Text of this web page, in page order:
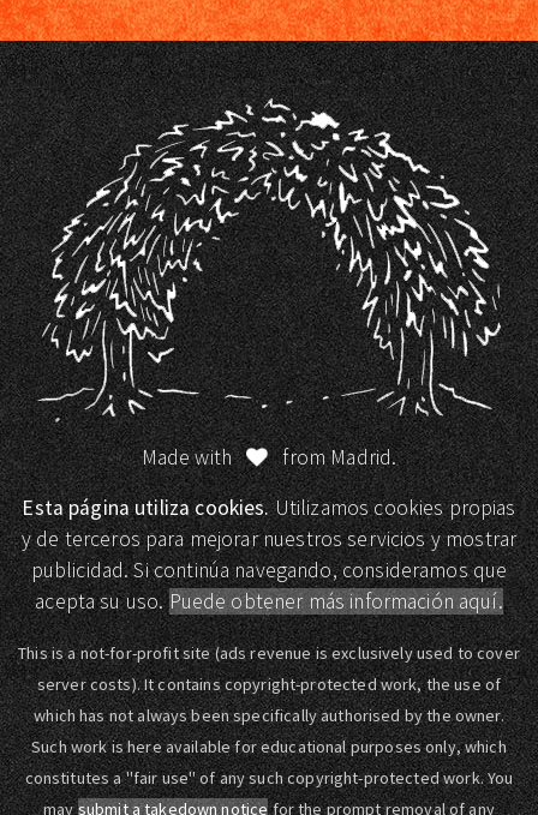
Made with
from Madrid.
Esta página utiliza cookies.Utilizamos cookies propias
y de terceros para mejorar nuestros servicios y mostrar
publicidad. Si continúa navegando, consideramos que
acepta su uso.Puede obtener más información aquí.
This is a not-for-profit site (ads revenue is exclusively used to cover
server costs). It contains copyright-protected work, the use of
which has not always been specifically authorised by the owner.
Such work is here available for educational purposes only, which
constitutes a "fair use" of any such copyright-protected work. You
maysubmit a takedown noticefor the prompt removal of any